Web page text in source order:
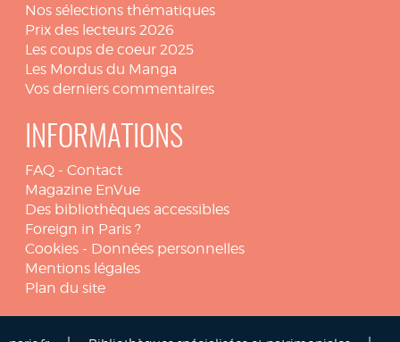
Nos sélections thématiques
Prix des lecteurs 2026
Les coups de coeur 2025
Les Mordus du Manga
Vos derniers commentaires
INFORMATIONS
FAQ - Contact
Magazine EnVue
Des bibliothèques accessibles
Foreign in Paris ?
Cookies - Données personnelles
Mentions légales
Plan du site